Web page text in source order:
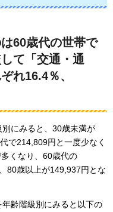
60歳代の世帯で
て「交通・通
れ16.4％、
にみると、30歳未満が
で214,809円と一度少なく
くなり、60歳代の
80歳以上が149,937円とな
齢階級別にみると以下の